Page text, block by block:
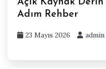
Adım Rehber
23 Mayıs 2026 admin